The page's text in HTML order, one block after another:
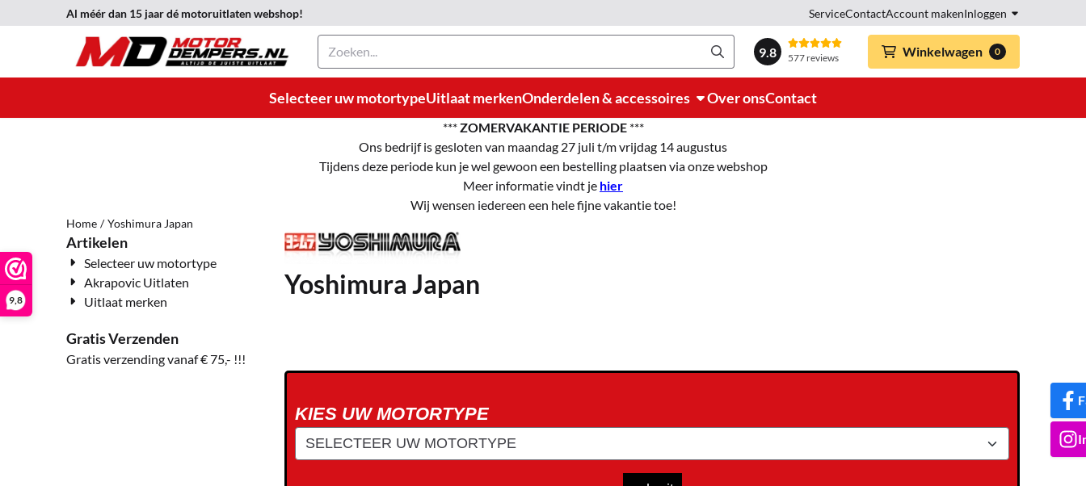
9,8
Cookievoorkeuren zijn momenteel gesloten.
Al méér dan 15 jaar dé motoruitlaten webshop! ServiceContactAccount makenInloggen
Zoeken
9.8 577 reviews Winkelwagen 0
Selecteer uw motortypeUitlaat merkenOnderdelen & accessoires Over onsContact
***ZOMERVAKANTIE PERIODE***
Ons bedrijf is gesloten van maandag 27 juli t/m vrijdag 14 augustus
Tijdens deze periode kun je wel gewoon een bestelling plaatsen via onze webshop
Meer informatie vindt je hier
Wij wensen iedereen een hele fijne vakantie toe!
Home / Yoshimura Japan
Artikelen
Selecteer uw motortype
Akrapovic Uitlaten
Uitlaat merken
Gratis Verzenden
Gratis verzending vanaf € 75,- !!!
Yoshimura Japan
KIES UW MOTORTYPE